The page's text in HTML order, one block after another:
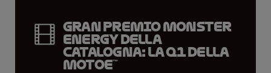
Gran Premio Monster
Energy della
Catalogna: la Q1 della
MotoE™